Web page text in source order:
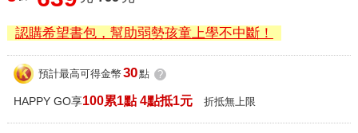
認購希望書包，幫助弱勢孩童上學不中斷！
預計最高可得金幣 30點 ?
HAPPY GO享100累1點 4點抵1元 折抵無上限